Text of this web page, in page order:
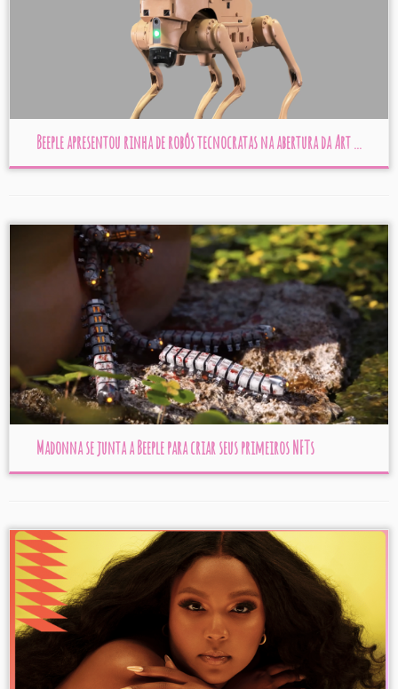
Beeple apresentou rinha de robôs tecnocratas na abertura da Art ...
Madonna se junta a Beeple para criar seus primeiros NFTs